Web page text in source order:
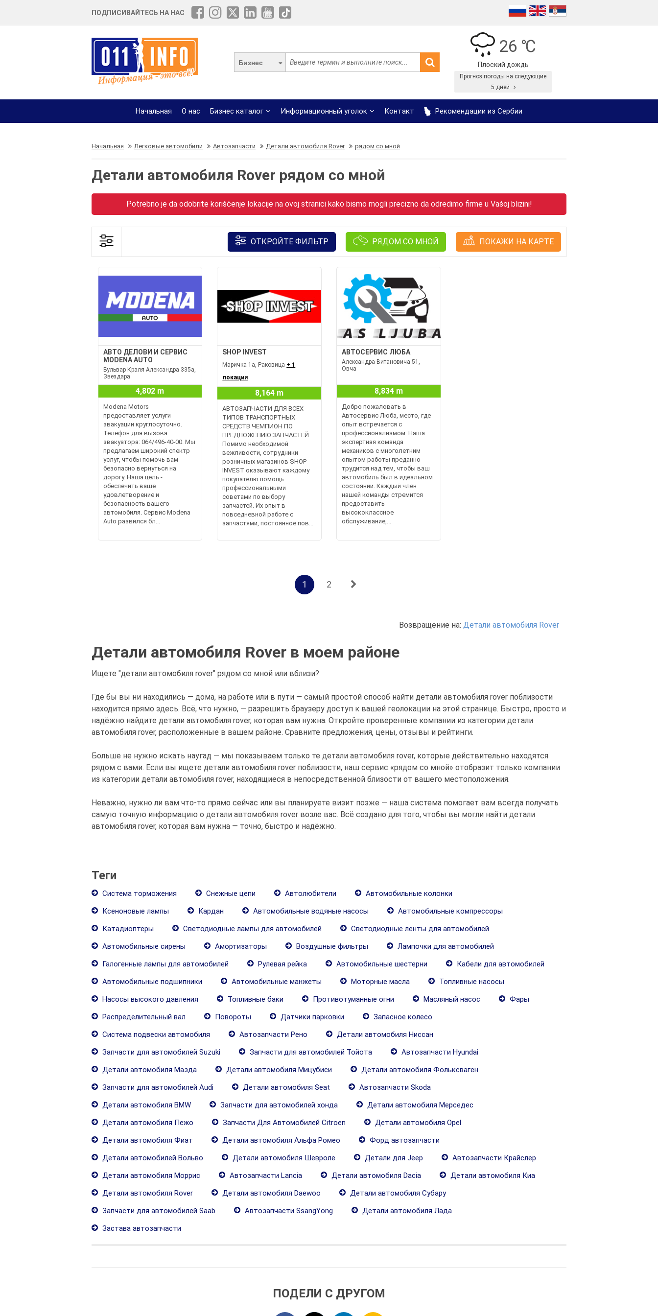
ПОДПИСИВАЙТЕСЬ НА НАС
Бизнес
26 ℃
Плоский дождь
Прогноз погоды на следующие
5 дней
Начальная О нас Бизнес каталог Информационный уголок Контакт Рекомендации из Сербии
Начальная Легковые автомобили Автозапчасти Детали автомобиля Rover рядом со мной
Детали автомобиля Rover рядом со мной
Potrebno je da odobrite korišćenje lokacije na ovoj stranici kako bismo mogli precizno da odredimo firme u Vašoj blizini!
ОТКРОЙТЕ ФИЛЬТР РЯДОМ СО МНОЙ ПОКАЖИ НА КАРТЕ
АВТО ДЕЛОВИ И СЕРВИС
MODENA AUTO
Бульвар Краля Александра 335а,
Звездара
4,802 m
Modena Motors
предоставляет услуги
эвакуации круглосуточно.
Телефон для вызова
эвакуатора: 064/496-40-00. Мы
предлагаем широкий спектр
услуг, чтобы помочь вам
безопасно вернуться на
дорогу. Наша цель -
обеспечить ваше
удовлетворение и
безопасность вашего
автомобиля. Сервис Modena
Auto развился бл...
SHOP INVEST
Маричка 1а, Раковица + 1
локации
8,164 m
АВТОЗАПЧАСТИ ДЛЯ ВСЕХ
ТИПОВ ТРАНСПОРТНЫХ
СРЕДСТВ ЧЕМПИОН ПО
ПРЕДЛОЖЕНИЮ ЗАПЧАСТЕЙ
Помимо необходимой
вежливости, сотрудники
розничных магазинов SHOP
INVEST оказывают каждому
покупателю помощь
профессиональными
советами по выбору
запчастей. Их опыт в
повседневной работе с
запчастями, постоянное пов...
АВТОСЕРВИС ЛЮБА
Александра Витановича 51,
Овча
8,834 m
Добро пожаловать в
Автосервис Люба, место, где
опыт встречается с
профессионализмом. Наша
экспертная команда
механиков с многолетним
опытом работы преданно
трудится над тем, чтобы ваш
автомобиль был в идеальном
состоянии. Каждый член
нашей команды стремится
предоставить
высококлассное
обслуживание,...
1 2
Возвращение на: Детали автомобиля Rover
Детали автомобиля Rover в моем районе
Ищете "детали автомобиля rover" рядом со мной или вблизи?
Где бы вы ни находились — дома, на работе или в пути — самый простой способ найти детали автомобиля rover поблизости
находится прямо здесь. Всё, что нужно, — разрешить браузеру доступ к вашей геолокации на этой странице. Быстро, просто и
надёжно найдите детали автомобиля rover, которая вам нужна. Откройте проверенные компании из категории детали
автомобиля rover, расположенные в вашем районе. Сравните предложения, цены, отзывы и рейтинги.
Больше не нужно искать наугад — мы показываем только те детали автомобиля rover, которые действительно находятся
рядом с вами. Если вы ищете детали автомобиля rover поблизости, наш сервис «рядом со мной» отобразит только компании
из категории детали автомобиля rover, находящиеся в непосредственной близости от вашего местоположения.
Неважно, нужно ли вам что-то прямо сейчас или вы планируете визит позже — наша система помогает вам всегда получать
самую точную информацию о детали автомобиля rover возле вас. Всё создано для того, чтобы вы могли найти детали
автомобиля rover, которая вам нужна — точно, быстро и надёжно.
Теги
Система торможения Снежные цепи Автолюбители
Автомобильные колонки
Ксеноновые лампы
Кардан Автомобильные водяные насосы
Автомобильные компрессоры
Катадиоптеры
Светодиодные лампы для автомобилей
Светодиодные ленты для автомобилей
Автомобильные сирены
Амортизаторы Воздушные фильтры
Лампочки для автомобилей
Галогенные лампы для автомобилей
Рулевая рейка Автомобильные шестерни
Кабели для автомобилей
Автомобильные подшипники
Автомобильные манжеты Моторные масла
Топливные насосы
Насосы высокого давления
Топливные баки Противотуманные огни Масляный насос
Фары
Распределительный вал
Повороты Датчики парковки
Запасное колесо
Система подвески автомобиля
Автозапчасти Рено
Детали автомобиля Ниссан
Запчасти для автомобилей Suzuki
Запчасти для автомобилей Тойота
Автозапчасти Hyundai
Детали автомобиля Мазда
Детали автомобиля Мицубиси
Детали автомобиля Фольксваген
Запчасти для автомобилей Audi
Детали автомобиля Seat
Автозапчасти Skoda
Детали автомобиля BMW
Запчасти для автомобилей хонда
Детали автомобиля Мерседес
Детали автомобиля Пежо
Запчасти Для Автомобилей Citroen
Детали автомобиля Opel
Детали автомобиля Фиат
Детали автомобиля Альфа Ромео
Форд автозапчасти
Детали автомобилей Вольво
Детали автомобиля Шевроле Детали для Jeep
Автозапчасти Крайслер
Детали автомобиля Моррис
Автозапчасти Lancia Детали автомобиля Dacia
Детали автомобиля Киа
Детали автомобиля Rover
Детали автомобиля Daewoo
Детали автомобиля Субару
Запчасти для автомобилей Saab
Автозапчасти SsangYong
Детали автомобиля Лада
Застава автозапчасти
ПОДЕЛИ С ДРУГОМ